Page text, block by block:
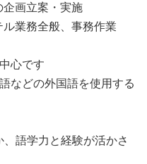
企画立案・実施
ル業務全般、事務作業
心です
などの外国語を使用する
、語学力と経験が活かさ